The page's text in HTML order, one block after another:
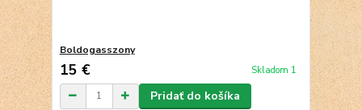
Boldogasszony
15 € Skladom 1
Pridať do košíka